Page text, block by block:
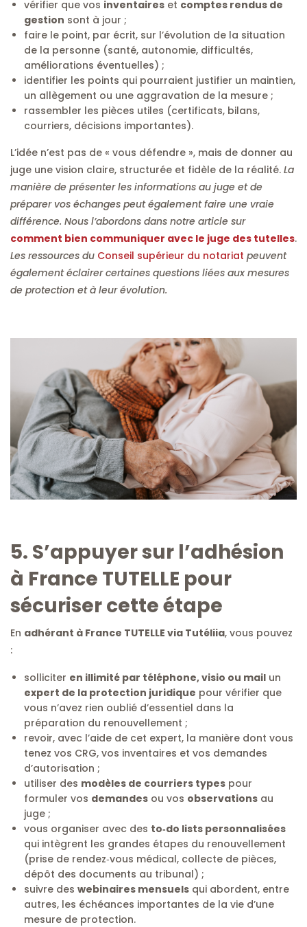
vérifier que vos inventaires et comptes rendus de
gestion sont à jour ;
faire le point, par écrit, sur l’évolution de la situation
de la personne (santé, autonomie, difficultés,
améliorations éventuelles) ;
identifier les points qui pourraient justifier un maintien,
un allègement ou une aggravation de la mesure ;
rassembler les pièces utiles (certificats, bilans,
courriers, décisions importantes).
L’idée n’est pas de « vous défendre », mais de donner au
juge une vision claire, structurée et fidèle de la réalité. La
manière de présenter les informations au juge et de
préparer vos échanges peut également faire une vraie
différence. Nous l’abordons dans notre article sur
comment bien communiquer avec le juge des tutelles.
Les ressources du Conseil supérieur du notariat peuvent
également éclairer certaines questions liées aux mesures
de protection et à leur évolution.
5. S’appuyer sur l’adhésion
à France TUTELLE pour
sécuriser cette étape
En adhérant à France TUTELLE via Tutéliia, vous pouvez
:
solliciter en illimité par téléphone, visio ou mail un
expert de la protection juridique pour vérifier que
vous n’avez rien oublié d’essentiel dans la
préparation du renouvellement ;
revoir, avec l’aide de cet expert, la manière dont vous
tenez vos CRG, vos inventaires et vos demandes
d’autorisation ;
utiliser des modèles de courriers types pour
formuler vos demandes ou vos observations au
juge ;
vous organiser avec des to‑do lists personnalisées
qui intègrent les grandes étapes du renouvellement
(prise de rendez‑vous médical, collecte de pièces,
dépôt des documents au tribunal) ;
suivre des webinaires mensuels qui abordent, entre
autres, les échéances importantes de la vie d’une
mesure de protection.